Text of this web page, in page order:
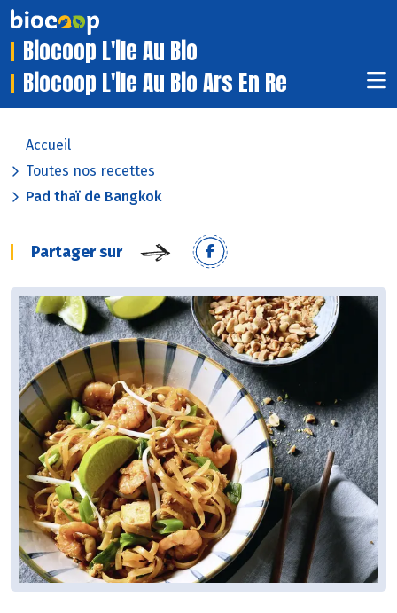
Biocoop L'ile Au Bio
Biocoop L'ile Au Bio Ars En Re
Accueil
Toutes nos recettes
Pad thaï de Bangkok
Partager sur